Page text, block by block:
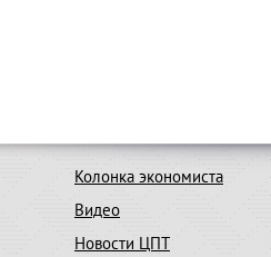
Колонка экономиста
Видео
Новости ЦПТ